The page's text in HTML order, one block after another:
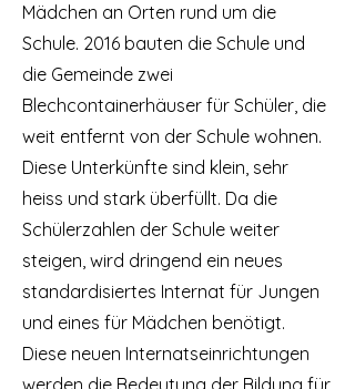
Mädchen an Orten rund um die
Schule. 2016 bauten die Schule und
die Gemeinde zwei
Blechcontainerhäuser für Schüler, die
weit entfernt von der Schule wohnen.
Diese Unterkünfte sind klein, sehr
heiss und stark überfüllt. Da die
Schülerzahlen der Schule weiter
steigen, wird dringend ein neues
standardisiertes Internat für Jungen
und eines für Mädchen benötigt.
Diese neuen Internatseinrichtungen
werden die Bedeutung der Bildung für